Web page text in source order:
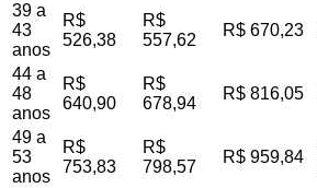
39 a
43
anos
R$
526,38
R$
557,62
R$ 670,23
44 a
48
anos
R$
640,90
R$
678,94
R$ 816,05
49 a
53
anos
R$
753,83
R$
798,57
R$ 959,84